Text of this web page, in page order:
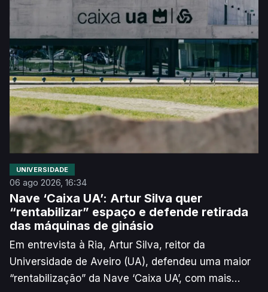
implementação do voto dos antigos alunos. O
responsável assinala que pode ser difícil recensear
centenas de milhares de pessoas e que uma
eleição pouco participada pode ser “condicionada”.
UNIVERSIDADE
06 ago 2026, 16:34
Nave ‘Caixa UA’: Artur Silva quer
“rentabilizar” espaço e defende retirada
das máquinas de ginásio
Em entrevista à Ria, Artur Silva, reitor da
Universidade de Aveiro (UA), defendeu uma maior
“rentabilização” da Nave ‘Caixa UA’, com mais